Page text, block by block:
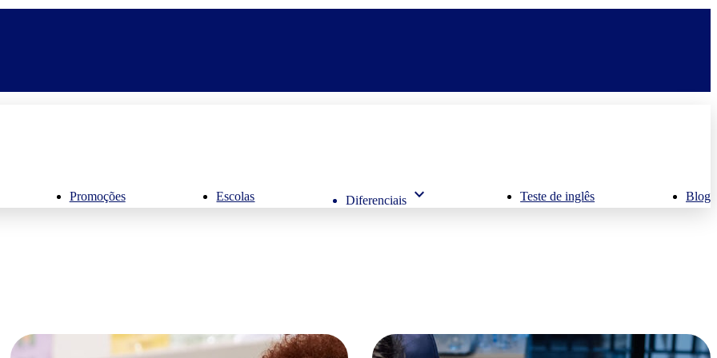
Promoções Escolas Diferenciais keyboard_arrow_down Teste de inglês Blog